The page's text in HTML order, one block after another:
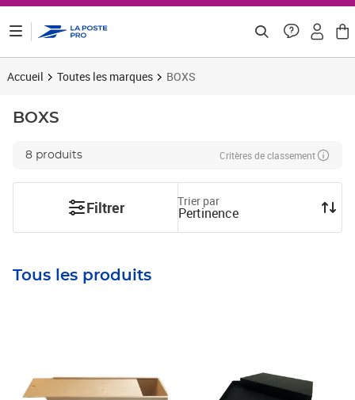
Accueil Toutes les marques BOXS
BOXS
8 produits Critères de classement
Filtrer Trier par
Pertinence
Tous les produits